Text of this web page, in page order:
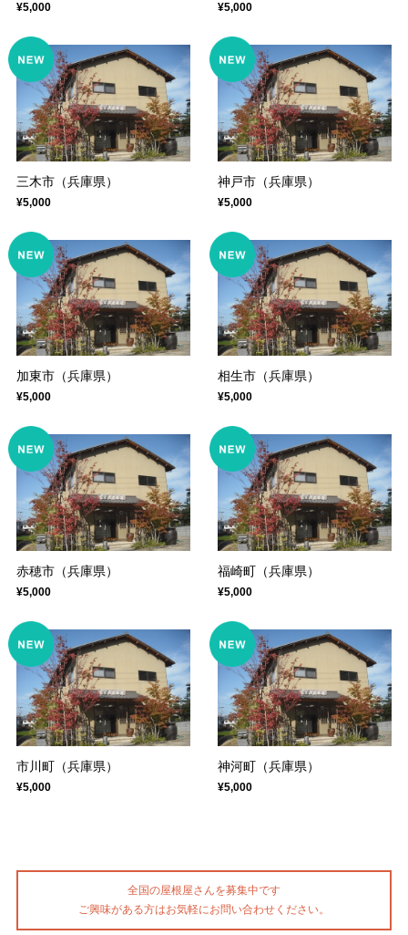
¥5,000 ¥5,000
三木市（兵庫県）
¥5,000
神戸市（兵庫県）
¥5,000
加東市（兵庫県）
¥5,000
相生市（兵庫県）
¥5,000
赤穂市（兵庫県）
¥5,000
福崎町（兵庫県）
¥5,000
市川町（兵庫県）
¥5,000
神河町（兵庫県）
¥5,000
全国の屋根屋さんを募集中です
ご興味がある方はお気軽にお問い合わせください。